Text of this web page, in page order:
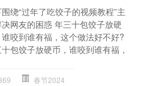
绕“过年了吃饺子的视频教程”主
网友的困惑 年三十包饺子放硬
咬到谁有福，这个做法好不好?
包饺子放硬币，谁咬到谁有福，
春节2024